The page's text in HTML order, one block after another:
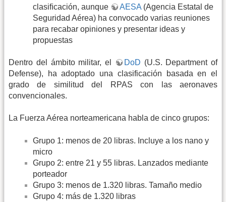
clasiﬁcación, aunque
AESA (Agencia Estatal de
Seguridad Aérea) ha convocado varias reuniones
para recabar opiniones y presentar ideas y
propuestas
Dentro del ámbito militar, el DoD (U.S. Department of
Defense), ha adoptado una clasificación basada en el
grado de similitud del RPAS con las aeronaves
convencionales.
La Fuerza Aérea norteamericana habla de cinco grupos:
Grupo 1: menos de 20 libras. Incluye a los nano y
micro
Grupo 2: entre 21 y 55 libras. Lanzados mediante
porteador
Grupo 3: menos de 1.320 libras. Tamaño medio
Grupo 4: más de 1.320 libras